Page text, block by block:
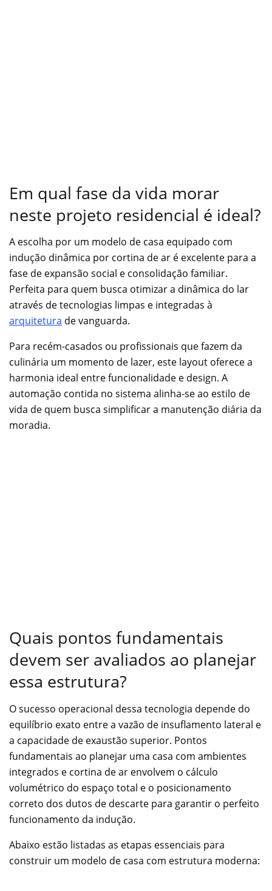
Em qual fase da vida morar
neste projeto residencial é ideal?
A escolha por um modelo de casa equipado com
indução dinâmica por cortina de ar é excelente para a
fase de expansão social e consolidação familiar.
Perfeita para quem busca otimizar a dinâmica do lar
através de tecnologias limpas e integradas à
arquitetura de vanguarda.
Para recém-casados ou profissionais que fazem da
culinária um momento de lazer, este layout oferece a
harmonia ideal entre funcionalidade e design. A
automação contida no sistema alinha-se ao estilo de
vida de quem busca simplificar a manutenção diária da
moradia.
Quais pontos fundamentais
devem ser avaliados ao planejar
essa estrutura?
O sucesso operacional dessa tecnologia depende do
equilíbrio exato entre a vazão de insuflamento lateral e
a capacidade de exaustão superior. Pontos
fundamentais ao planejar uma casa com ambientes
integrados e cortina de ar envolvem o cálculo
volumétrico do espaço total e o posicionamento
correto dos dutos de descarte para garantir o perfeito
funcionamento da indução.
Abaixo estão listadas as etapas essenciais para
construir um modelo de casa com estrutura moderna: